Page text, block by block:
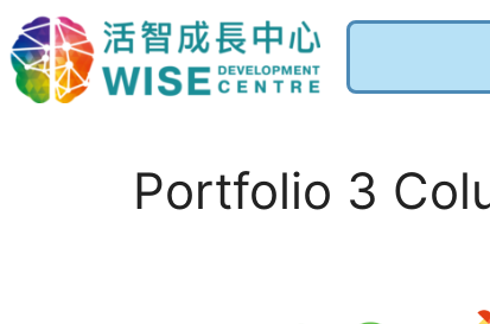
Portfolio 3